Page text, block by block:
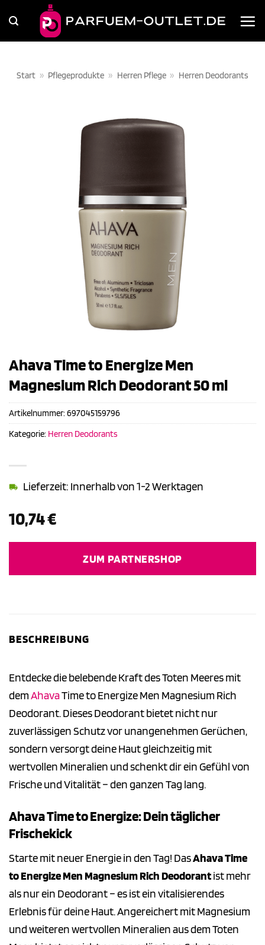
Inhalt
springen
Start » Pflegeprodukte » Herren Pflege » Herren Deodorants
Ahava Time to Energize Men
Magnesium Rich Deodorant 50 ml
10,74€
Lieferzeit: Innerhalb von 1-2 Werktagen
ZUM PARTNERSHOP
Artikelnummer: 697045159796
Kategorie: Herren Deodorants
BESCHREIBUNG
Entdecke die belebende Kraft des Toten Meeres mit
demAhavaTime to Energize Men Magnesium Rich
Deodorant. Dieses Deodorant bietet nicht nur
zuverlässigen Schutz vor unangenehmen Gerüchen,
sondern versorgt deine Haut gleichzeitig mit
wertvollen Mineralien und schenkt dir ein Gefühl von
Frische und Vitalität – den ganzen Tag lang.
Ahava Time to Energize: Dein täglicher
Frischekick
Starte mit neuer Energie in den Tag! DasAhava Time
to Energize Men Magnesium Rich Deodorantist mehr
als nur ein Deodorant – es ist ein vitalisierendes
Erlebnis für deine Haut. Angereichert mit Magnesium
und weiteren wertvollen Mineralien aus dem Toten